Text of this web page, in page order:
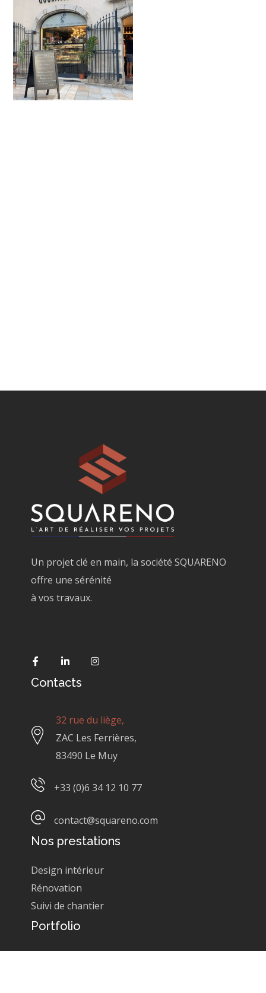
Gourmissime – Toulon
PROFESSIONNEL
Un projet clé en main, la société SQUARENO
offre une sérénité
à vos travaux.
Contacts
32 rue du liège,
ZAC Les Ferrières,
83490 Le Muy
+33 (0)6 34 12 10 77
contact@squareno.com
Nos prestations
Design intérieur
Rénovation
Suivi de chantier
Portfolio